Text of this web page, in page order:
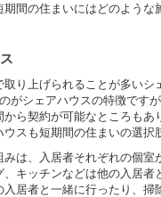
期間の住まいにはどのような
取り上げられることが多いシ
がシェアハウスの特徴です
から契約が可能なところもあ
スも短期間の住まいの選択
は、入居者それぞれの個室
、キッチンなどは他の入居者
居者と一緒に行ったり、掃